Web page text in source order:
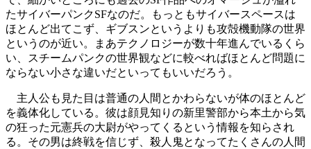
たサイバーパンクSFなのだ。もっともサイバースペースは
ほとんど出てこず、ギブスンというよりも攻殻機動隊の世界
というのが近い。まあテクノロジーが数十年進んでいるくら
い、スチームパンクの世界観などに較べればほとんど問題に
ならない小さな違いだといってもいいだろう。
主人公も見た目は普通の人間とかわらないが体のほとんど
を義体化している。彼は顔見知りの新里警部から本土から気
の狂った元憲兵の大尉がやってくるという情報を知らされ
る。その男は終戦を信じず、殺人鬼となってたくさんの人間